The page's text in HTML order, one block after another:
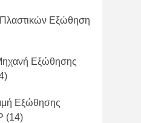
Εξώθηση
Εξώθησης
Εξώθησης
(14)